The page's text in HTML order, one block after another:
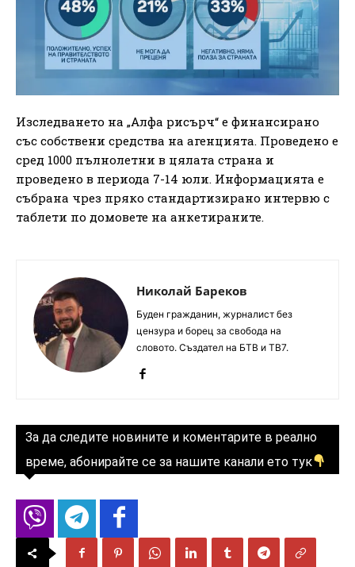
Изследването на „Алфа рисърч“ е финансирано
със собствени средства на агенцията. Проведено е
сред 1000 пълнолетни в цялата страна и
проведено в периода 7-14 юли. Информацията е
събрана чрез пряко стандартизирано интервю с
таблети по домовете на анкетираните.
Николай Бареков
Буден гражданин, журналист без
цензура и борец за свобода на
словото. Създател на БТВ и ТВ7.
За да следите новините и коментарите в реално
време, абонирайте се за нашите канали ето тук